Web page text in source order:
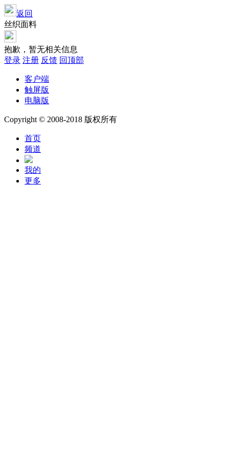
返回
丝织面料
抱歉，暂无相关信息
登录 注册 反馈 回顶部
客户端
触屏版
电脑版
Copyright © 2008-2018 版权所有
首页
频道
我的
更多